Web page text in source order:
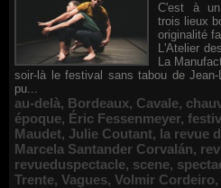
C'est à un
trois lieux
originalité
L'Atelier
La
soir-là le festival sans tabou de
pu...
au-delà, Bordeaux, Cavale,
époque, Éric Fessenmeyer,
Maudet, Julie Coutant, la revue
Marcela Santander Corvalán,
revueduspectacle, scene,
Trente, Vagues, Volmir Cordeiro,